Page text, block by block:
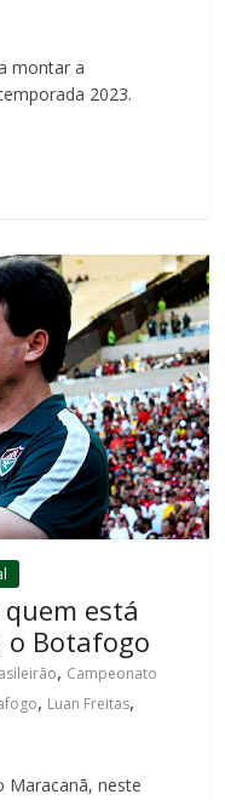
montar a
2023.
está
o Botafogo
, Campeonato
, Luan Freitas,
Maracanã, neste